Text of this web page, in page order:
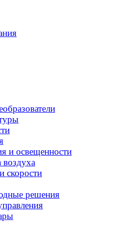
и освещенности
воздуха
скорости
решения